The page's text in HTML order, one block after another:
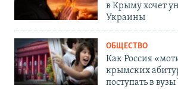
в Крыму хочет
Украины
ОБЩЕСТВО
Как Россия
крымских
поступать в